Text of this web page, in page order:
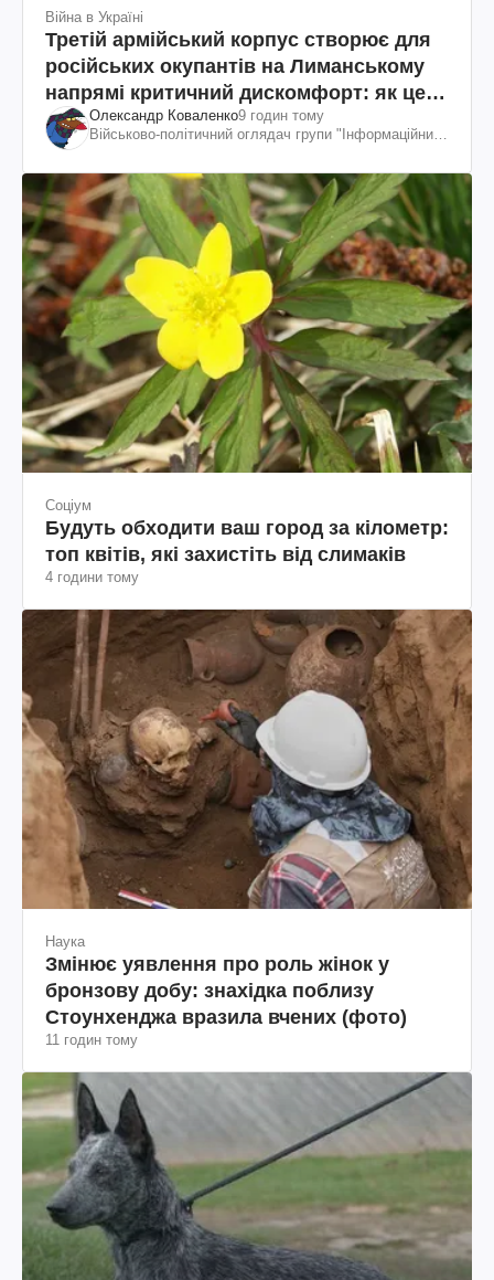
Війна в Україні
Третій армійський корпус створює для
російських окупантів на Лиманському
напрямі критичний дискомфорт: як це
вдалосяОлександр Коваленко9 годин тому
Військово-політичний оглядач групи "Інформаційний
Соціум
Будуть обходити ваш город за кілометр:
топ квітів, які захистіть від слимаків
4 години тому
Наука
Змінює уявлення про роль жінок у
бронзову добу: знахідка поблизу
Стоунхенджа вразила вчених (фото)
11 годин тому